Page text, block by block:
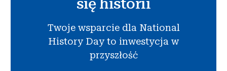
się historii
Twoje wsparcie dla National
History Day to inwestycja w
przyszłość